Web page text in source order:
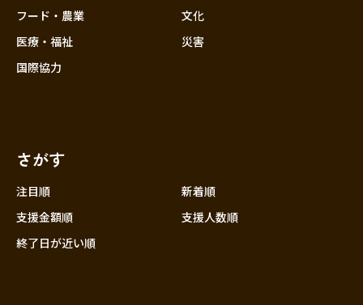
フード・農業
医療・福祉
国際協力
文化
災害
さがす
注目順
新着順
支援金額順
支援人数順
終了日が近い順